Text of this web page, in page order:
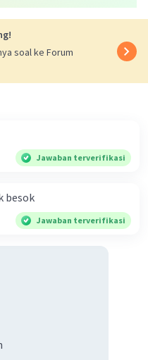
soal ke Forum
Jawaban terverifikasi
besok
Jawaban terverifikasi